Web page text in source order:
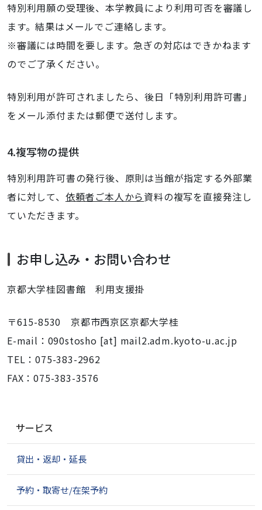
特別利用願の受理後、本学教員により利用可否を審議し
ます。結果はメールでご連絡します。
※審議には時間を要します。急ぎの対応はできかねます
のでご了承ください。
特別利用が許可されましたら、後日「特別利用許可書」
をメール添付または郵便で送付します。
4.複写物の提供
特別利用許可書の発行後、原則は当館が指定する外部業
者に対して、 依頼者ご本人から資料の複写を直接発注し
ていただきます。
お申し込み・お問い合わせ
京都大学桂図書館 利用支援掛
〒615-8530 京都市西京区京都大学桂
E-mail：090stosho [at] mail2.adm.kyoto-u.ac.jp
TEL：075-383-2962
FAX：075-383-3576
ゲ
シ
ン
サービス
貸出・返却・延長
予約・取寄せ/在架予約